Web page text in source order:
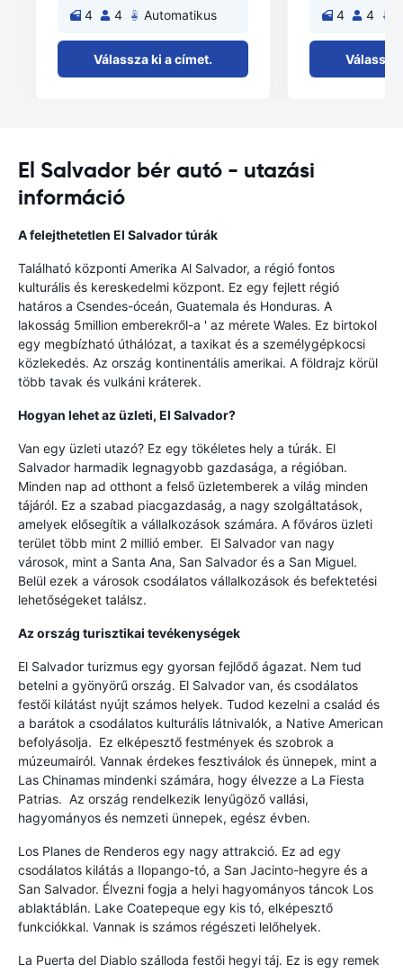
4 4 Automatikus
Válassza ki a címet.
4 4
El Salvador bér autó - utazási
információ
A felejthetetlen El Salvador túrák
Található központi Amerika Al Salvador, a régió fontos
kulturális és kereskedelmi központ. Ez egy fejlett régió
határos a Csendes-óceán, Guatemala és Honduras. A
lakosság 5million emberekről-a ' az mérete Wales. Ez birtokol
egy megbízható úthálózat, a taxikat és a személygépkocsi
közlekedés. Az ország kontinentális amerikai. A földrajz körül
több tavak és vulkáni kráterek.
Hogyan lehet az üzleti, El Salvador?
Van egy üzleti utazó? Ez egy tökéletes hely a túrák. El
Salvador harmadik legnagyobb gazdasága, a régióban.
Minden nap ad otthont a felső üzletemberek a világ minden
tájáról. Ez a szabad piacgazdaság, a nagy szolgáltatások,
amelyek elősegítik a vállalkozások számára. A főváros üzleti
terület több mint 2 millió ember. El Salvador van nagy
városok, mint a Santa Ana, San Salvador és a San Miguel.
Belül ezek a városok csodálatos vállalkozások és befektetési
lehetőségeket találsz.
Az ország turisztikai tevékenységek
El Salvador turizmus egy gyorsan fejlődő ágazat. Nem tud
betelni a gyönyörű ország. El Salvador van, és csodálatos
festői kilátást nyújt számos helyek. Tudod kezelni a család és
a barátok a csodálatos kulturális látnivalók, a Native American
befolyásolja. Ez elképesztő festmények és szobrok a
múzeumairól. Vannak érdekes fesztiválok és ünnepek, mint a
Las Chinamas mindenki számára, hogy élvezze a La Fiesta
Patrias. Az ország rendelkezik lenyűgöző vallási,
hagyományos és nemzeti ünnepek, egész évben.
Los Planes de Renderos egy nagy attrakció. Ez ad egy
csodálatos kilátás a Ilopango-tó, a San Jacinto-hegyre és a
San Salvador. Élvezni fogja a helyi hagyományos táncok Los
ablaktáblán. Lake Coatepeque egy kis tó, elképesztő
funkciókkal. Vannak is számos régészeti lelőhelyek.
La Puerta del Diablo szálloda festői hegyi táj. Ez is egy remek